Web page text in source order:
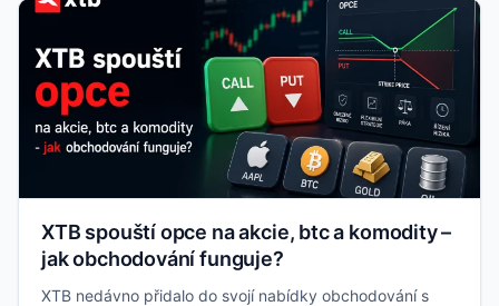
XTB spouští opce na akcie, btc a komodity –
jak obchodování funguje?
XTB nedávno přidalo do svojí nabídky obchodování s